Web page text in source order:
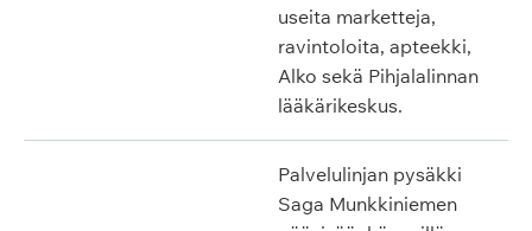
useita marketteja,
ravintoloita, apteekki,
Alko sekä Pihjalalinnan
lääkärikeskus.
Palvelulinjan pysäkki
Saga Munkkiniemen